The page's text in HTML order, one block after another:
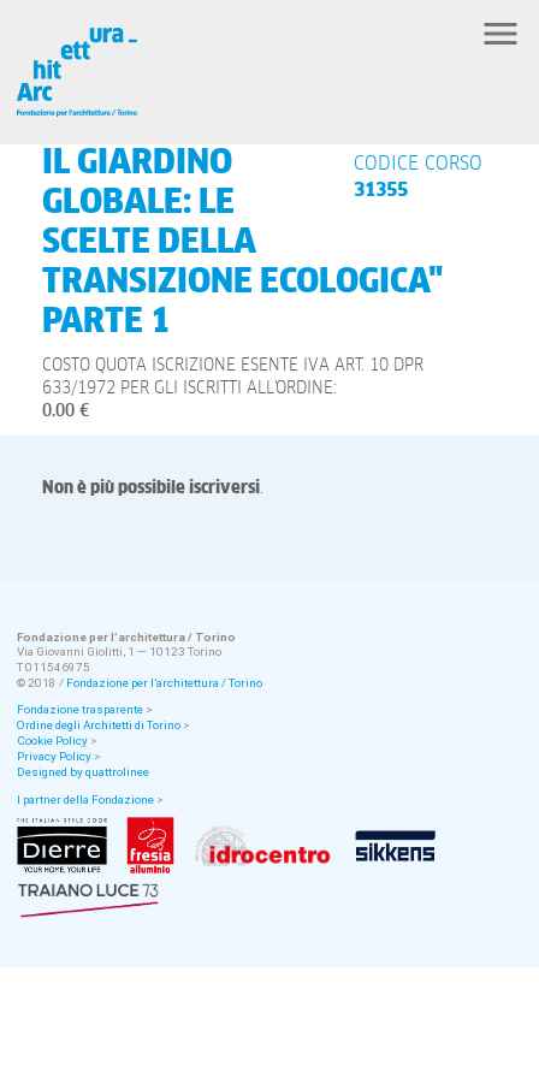
CODICE CORSO
31355
IL GIARDINO
GLOBALE: LE
SCELTE DELLA
TRANSIZIONE ECOLOGICA"
PARTE 1
COSTO QUOTA ISCRIZIONE ESENTE IVA ART. 10 DPR
633/1972 PER GLI ISCRITTI ALL'ORDINE:
0.00 €
Non è più possibile iscriversi .
Fondazione per l’architettura / Torino
Via Giovanni Giolitti, 1 — 10123 Torino
T 011546975
© 2018 / Fondazione per l’architettura / Torino
Fondazione trasparente >
Ordine degli Architetti di Torino >
Cookie Policy >
Privacy Policy >
Designed by quattrolinee
I partner della Fondazione >